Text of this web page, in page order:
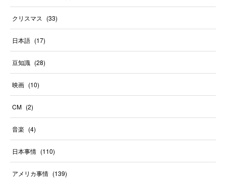
クリスマス (33)
日本語 (17)
豆知識 (28)
映画 (10)
CM (2)
音楽 (4)
日本事情 (110)
アメリカ事情 (139)